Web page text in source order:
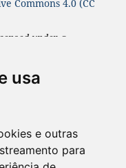
usa
e outras
para
Commons 4.0 (CC
under a